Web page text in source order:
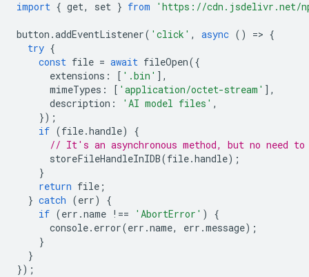
import { get, set } from 'https://cdn.jsdelivr.net/
button .addEventListener( 'click' , async () => {
try {
const file = await fileOpen({
extensions : [ '.bin' ],
mimeTypes : [ 'application/octet-stream' ],
description : 'AI model files' ,
});
if (file.handle)
{
// It's an asynchronous method, but no need
storeFileHandleInIDB(file.handle);
}
return file ;
} catch (err)
{
if (err .name !== 'AbortError' )
{
console. error(err .name, err .message);
}
}
});